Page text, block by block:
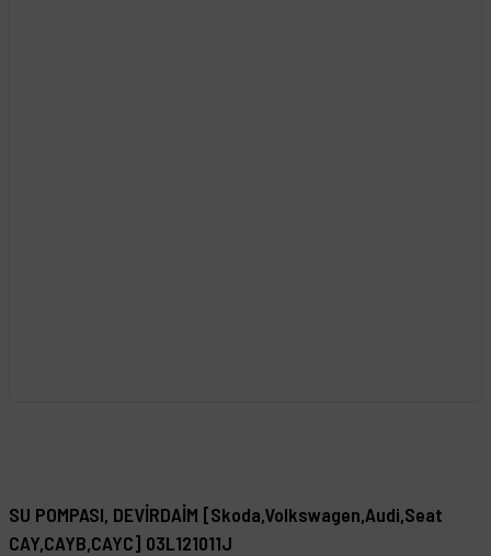
SU POMPASI, DEVİRDAİM [Skoda,Volkswagen,Audi,Seat
CAY,CAYB,CAYC] 03L121011J